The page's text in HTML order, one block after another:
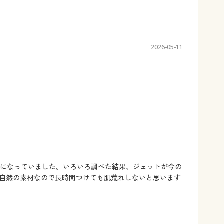
2026-05-11
なっていました。いろいろ調べた結果、ジェットが今の
の素材なので長時間つけても肌荒れしないと思います